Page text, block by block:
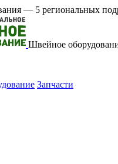
— 5 региональных
Швейное
Запчасти